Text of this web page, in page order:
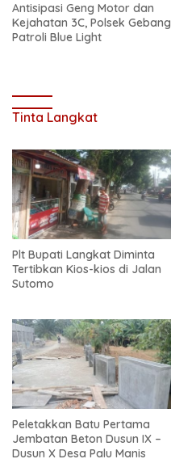
Antisipasi Geng Motor dan
Kejahatan 3C, Polsek Gebang
Patroli Blue Light
Tinta Langkat
Plt Bupati Langkat Diminta
Tertibkan Kios-kios di Jalan
Sutomo
Peletakkan Batu Pertama
Jembatan Beton Dusun IX –
Dusun X Desa Palu Manis